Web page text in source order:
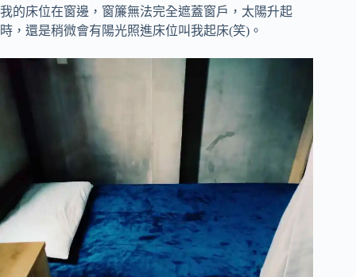
我的床位在窗邊，窗簾無法完全遮蓋窗戶，太陽升起
時，還是稍微會有陽光照進床位叫我起床(笑)。